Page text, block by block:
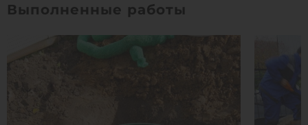
Выполненные работы